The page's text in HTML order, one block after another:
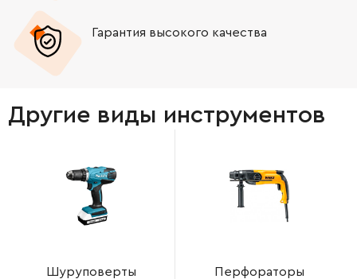
Гарантия высокого качества
Другие виды инструментов
Шуруповерты Перфораторы